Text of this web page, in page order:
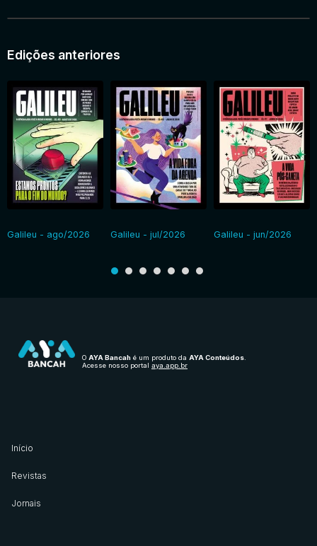
Edições anteriores
Galileu - ago/2026 Galileu - jul/2026 Galileu - jun/2026
O AYA Bancah é um produto da AYA Conteúdos
Acesse nosso portal aya.app.br
Início
Revistas
Jornais